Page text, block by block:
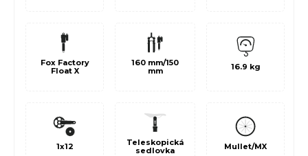
Fox Factory
Float X
160 mm/150
mm
16.9 kg
1x12
Teleskopická
sedlovka
Mullet/MX